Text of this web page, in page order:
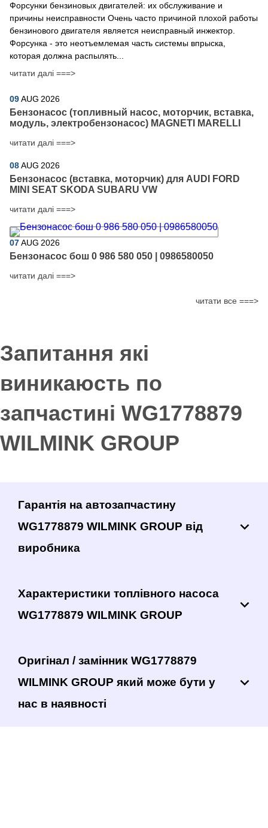
Форсунки бензиновых двигателей: их обслуживание и
причины неисправности Очень часто причиной плохой работы
бензинового двигателя является неисправный инжектор.
Форсунка - это неотъемлемая часть системы впрыска,
которая должна распылять...
читати далі ===>
09AUG 2026
Бензонасос (топливный насос, моторчик, вставка,
модуль, электробензонасос) MAGNETI MARELLI
читати далі ===>
08AUG 2026
Бензонасос (вставка, моторчик) для AUDI FORD
MINI SEAT SKODA SUBARU VW
читати далі ===>
07AUG 2026
Бензонасос бош 0 986 580 050 | 0986580050
читати далі ===>
читати все ===>
Запитання які
виникаюсть по
запчастині WG1778879
WILMINK GROUP
Гарантія на автозапчастину
WG1778879 WILMINK GROUP від
виробника
Характеристики топлівного насоса
WG1778879 WILMINK GROUP
Оригінал / замінник WG1778879
WILMINK GROUP який може бути у
нас в наявності